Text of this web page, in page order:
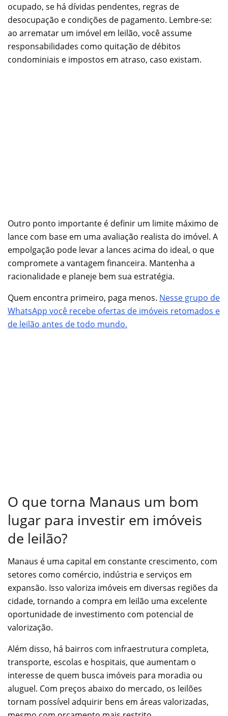
ocupado, se há dívidas pendentes, regras de
desocupação e condições de pagamento. Lembre-se:
ao arrematar um imóvel em leilão, você assume
responsabilidades como quitação de débitos
condominiais e impostos em atraso, caso existam.
Outro ponto importante é definir um limite máximo de
lance com base em uma avaliação realista do imóvel. A
empolgação pode levar a lances acima do ideal, o que
compromete a vantagem financeira. Mantenha a
racionalidade e planeje bem sua estratégia.
Quem encontra primeiro, paga menos. Nesse grupo de
WhatsApp você recebe ofertas de imóveis retomados e
de leilão antes de todo mundo.
O que torna Manaus um bom
lugar para investir em imóveis
de leilão?
Manaus é uma capital em constante crescimento, com
setores como comércio, indústria e serviços em
expansão. Isso valoriza imóveis em diversas regiões da
cidade, tornando a compra em leilão uma excelente
oportunidade de investimento com potencial de
valorização.
Além disso, há bairros com infraestrutura completa,
transporte, escolas e hospitais, que aumentam o
interesse de quem busca imóveis para moradia ou
aluguel. Com preços abaixo do mercado, os leilões
tornam possível adquirir bens em áreas valorizadas,